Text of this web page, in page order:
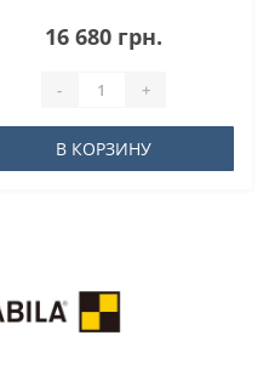
16 680 грн.
- +
В КОРЗИНУ